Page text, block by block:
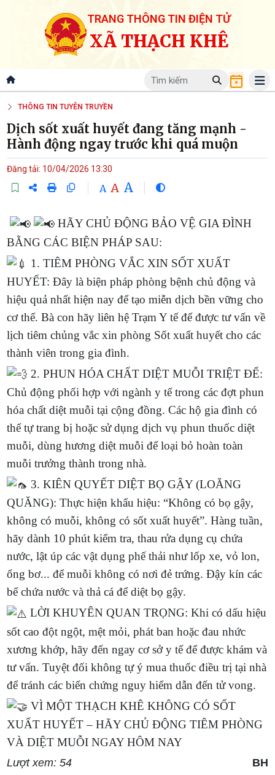
TRANG THÔNG TIN ĐIỆN TỬ
XÃ THẠCH KHÊ
THÔNG TIN TUYÊN TRUYỀN
Dịch sốt xuất huyết đang tăng mạnh -
Hành động ngay trước khi quá muộn
Đăng tải: 10/04/2026 13:30
A A A
HÃY CHỦ ĐỘNG BẢO VỆ GIA ĐÌNH
BẰNG CÁC BIỆN PHÁP SAU:
1. TIÊM PHÒNG VẮC XIN SỐT XUẤT
HUYẾT: Đây là biện pháp phòng bệnh chủ động và
hiệu quả nhất hiện nay để tạo miễn dịch bền vững cho
cơ thể. Bà con hãy liên hệ Trạm Y tế để được tư vấn về
lịch tiêm chủng vắc xin phòng Sốt xuất huyết cho các
thành viên trong gia đình.
2. PHUN HÓA CHẤT DIỆT MUỖI TRIỆT ĐỂ:
Chủ động phối hợp với ngành y tế trong các đợt phun
hóa chất diệt muỗi tại cộng đồng. Các hộ gia đình có
thể tự trang bị hoặc sử dụng dịch vụ phun thuốc diệt
muỗi, dùng hương diệt muỗi để loại bỏ hoàn toàn
muỗi trưởng thành trong nhà.
3. KIÊN QUYẾT DIỆT BỌ GẬY (LOĂNG
QUĂNG): Thực hiện khẩu hiệu: “Không có bọ gậy,
không có muỗi, không có sốt xuất huyết”. Hàng tuần,
hãy dành 10 phút kiểm tra, thau rửa dụng cụ chứa
nước, lật úp các vật dụng phế thải như lốp xe, vỏ lon,
ống bơ... để muỗi không có nơi đẻ trứng. Đậy kín các
bể chứa nước và thả cá để diệt bọ gậy.
LỜI KHUYÊN QUAN TRỌNG: Khi có dấu hiệu
sốt cao đột ngột, mệt mỏi, phát ban hoặc đau nhức
xương khớp, hãy đến ngay cơ sở y tế để được khám và
tư vấn. Tuyệt đối không tự ý mua thuốc điều trị tại nhà
để tránh các biến chứng nguy hiểm dẫn đến tử vong.
VÌ MỘT THẠCH KHÊ KHÔNG CÓ SỐT
XUẤT HUYẾT – HÃY CHỦ ĐỘNG TIÊM PHÒNG
VÀ DIỆT MUỖI NGAY HÔM NAY
Lượt xem: 54 BH